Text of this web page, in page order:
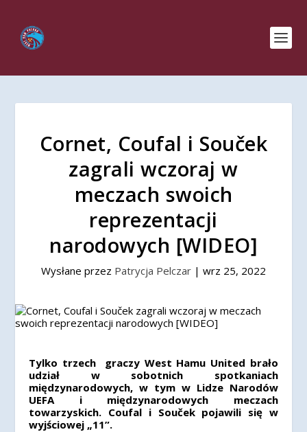
Cornet, Coufal i Souček
zagrali wczoraj w
meczach swoich
reprezentacji
narodowych [WIDEO]
Wysłane przez Patrycja Pelczar | wrz 25, 2022
Tylko trzech graczy West Hamu United brało
udział w sobotnich spotkaniach
międzynarodowych, w tym w Lidze Narodów
UEFA i międzynarodowych meczach
towarzyskich. Coufal i Souček pojawili się w
wyjściowej „11”.